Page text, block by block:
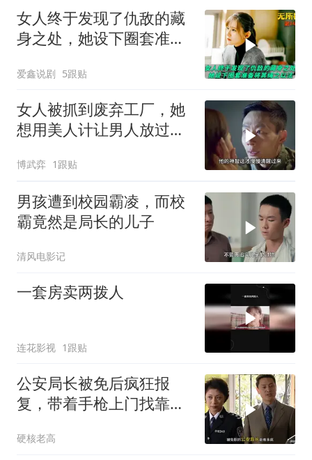
女人终于发现了仇敌的藏
身之处，她设下圈套准备
爱鑫说剧 5跟贴
女人被抓到废弃工厂，她
想用美人计让男人放过自
博武弈 1跟贴
男孩遭到校园霸凌，而校
霸竟然是局长的儿子
清风电影记
一套房卖两拨人
连花影视 1跟贴
公安局长被免后疯狂报
复，带着手枪上门找靠山
硬核老高